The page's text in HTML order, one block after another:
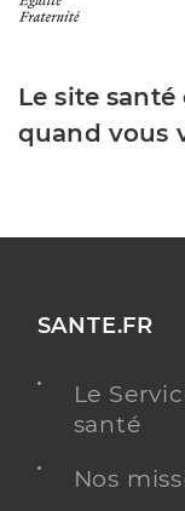
Le site santé
quand vous
SANTE.FR
Le
santé
Nos